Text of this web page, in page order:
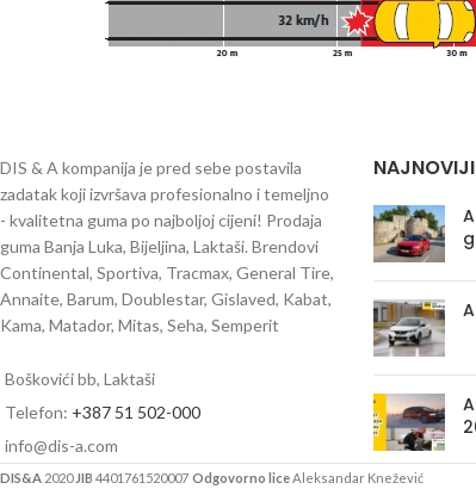
DIS & A kompanija je pred sebe postavila
zadatak koji izvršava profesionalno i temeljno
- kvalitetna guma po najboljoj cijeni! Prodaja
guma Banja Luka, Bijeljina, Laktaši. Brendovi
Continental, Sportiva, Tracmax, General Tire,
Annaite, Barum, Doublestar, Gislaved, Kabat,
Kama, Matador, Mitas, Seha, Semperit
Boškovići bb, Laktaši
Telefon: +387 51 502-000
info@dis-a.com
DIS&A 2020 JIB 4401761520007 Odgovorno liceAleksandar Knežević